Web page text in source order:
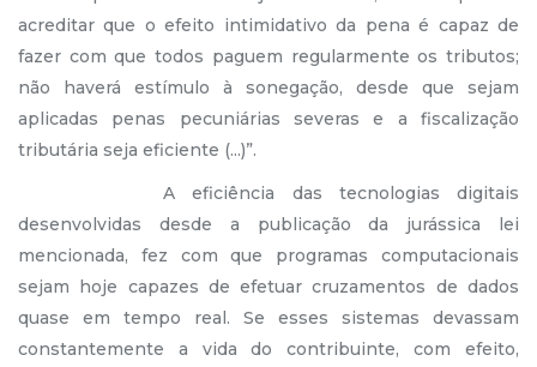
acreditar que o efeito intimidativo da pena é capaz de
fazer com que todos paguem regularmente os tributos;
não haverá estímulo à sonegação, desde que sejam
aplicadas penas pecuniárias severas e a fiscalização
tributária seja eficiente (...)”.
A eficiência das tecnologias digitais
desenvolvidas desde a publicação da jurássica lei
mencionada, fez com que programas computacionais
sejam hoje capazes de efetuar cruzamentos de dados
quase em tempo real. Se esses sistemas devassam
constantemente a vida do contribuinte, com efeito,